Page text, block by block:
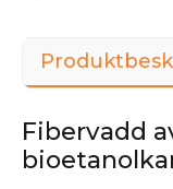
Fibervadd